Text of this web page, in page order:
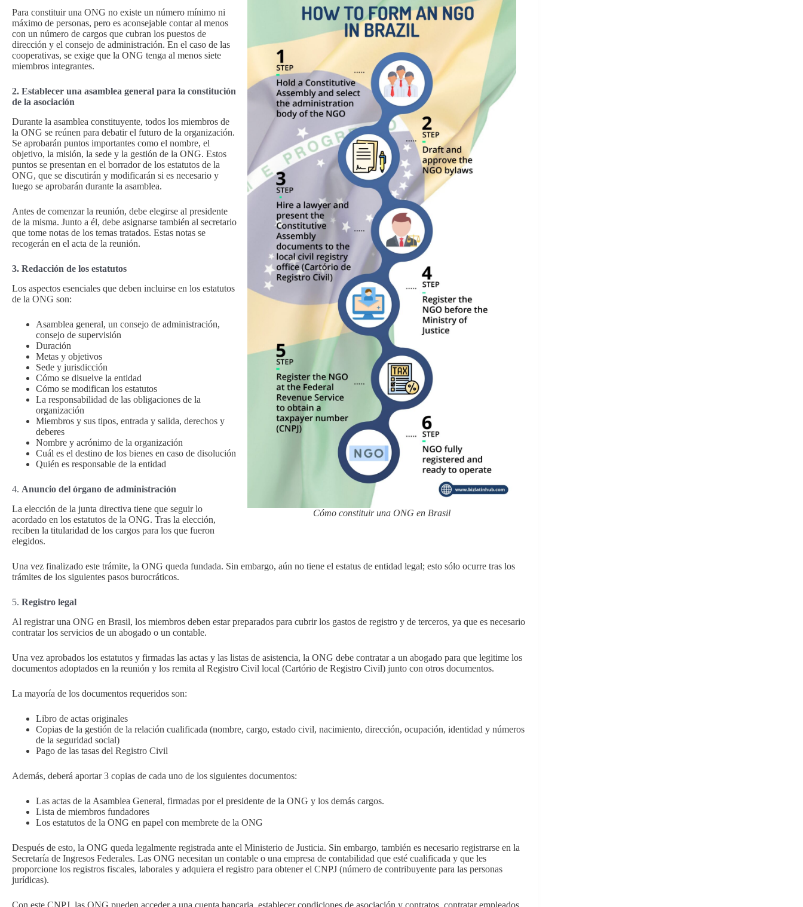
Cómo constituir una ONG en Brasil
Para constituir una ONG no existe un número mínimo ni
máximo de personas, pero es aconsejable contar al menos
con un número de cargos que cubran los puestos de
dirección y el consejo de administración. En el caso de las
cooperativas, se exige que la ONG tenga al menos siete
miembros integrantes.
2. Establecer una asamblea general para la constitución
de la asociación
Durante la asamblea constituyente, todos los miembros de
la ONG se reúnen para debatir el futuro de la organización.
Se aprobarán puntos importantes como el nombre, el
objetivo, la misión, la sede y la gestión de la ONG. Estos
puntos se presentan en el borrador de los estatutos de la
ONG, que se discutirán y modificarán si es necesario y
luego se aprobarán durante la asamblea.
Antes de comenzar la reunión, debe elegirse al presidente
de la misma. Junto a él, debe asignarse también al secretario
que tome notas de los temas tratados. Estas notas se
recogerán en el acta de la reunión.
3. Redacción de los estatutos
Los aspectos esenciales que deben incluirse en los estatutos
de la ONG son:
Asamblea general, un consejo de administración,
consejo de supervisión
Duración
Metas y objetivos
Sede y jurisdicción
Cómo se disuelve la entidad
Cómo se modifican los estatutos
La responsabilidad de las obligaciones de la
organización
Miembros y sus tipos, entrada y salida, derechos y
deberes
Nombre y acrónimo de la organización
Cuál es el destino de los bienes en caso de disolución
Quién es responsable de la entidad
4. Anuncio del órgano de administración
La elección de la junta directiva tiene que seguir lo
acordado en los estatutos de la ONG. Tras la elección,
reciben la titularidad de los cargos para los que fueron
elegidos.
Una vez finalizado este trámite, la ONG queda fundada. Sin embargo, aún no tiene el estatus de entidad legal; esto sólo ocurre tras los
trámites de los siguientes pasos burocráticos.
5. Registro legal
Al registrar una ONG en Brasil, los miembros deben estar preparados para cubrir los gastos de registro y de terceros, ya que es necesario
contratar los servicios de un abogado o un contable.
Una vez aprobados los estatutos y firmadas las actas y las listas de asistencia, la ONG debe contratar a un abogado para que legitime los
documentos adoptados en la reunión y los remita al Registro Civil local (Cartório de Registro Civil) junto con otros documentos.
La mayoría de los documentos requeridos son:
Libro de actas originales
Copias de la gestión de la relación cualificada (nombre, cargo, estado civil, nacimiento, dirección, ocupación, identidad y números
de la seguridad social)
Pago de las tasas del Registro Civil
Además, deberá aportar 3 copias de cada uno de los siguientes documentos:
Las actas de la Asamblea General, firmadas por el presidente de la ONG y los demás cargos.
Lista de miembros fundadores
Los estatutos de la ONG en papel con membrete de la ONG
Después de esto, la ONG queda legalmente registrada ante el Ministerio de Justicia. Sin embargo, también es necesario registrarse en la
Secretaría de Ingresos Federales. Las ONG necesitan un contable o una empresa de contabilidad que esté cualificada y que les
proporcione los registros fiscales, laborales y adquiera el registro para obtener el CNPJ (número de contribuyente para las personas
jurídicas).
Con este CNPJ, las ONG pueden acceder a una cuenta bancaria, establecer condiciones de asociación y contratos, contratar empleados,